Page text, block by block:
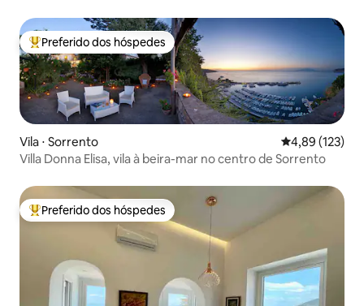
Entre os melhores preferidos dos hóspedes
Preferido dos hóspedes
Vila ⋅ Sorrento 4,89 de uma
4,89 (123)
Villa Donna Elisa, vila à beira-mar no centro de Sorrento
Entre os melhores preferidos dos hóspedes
Preferido dos hóspedes